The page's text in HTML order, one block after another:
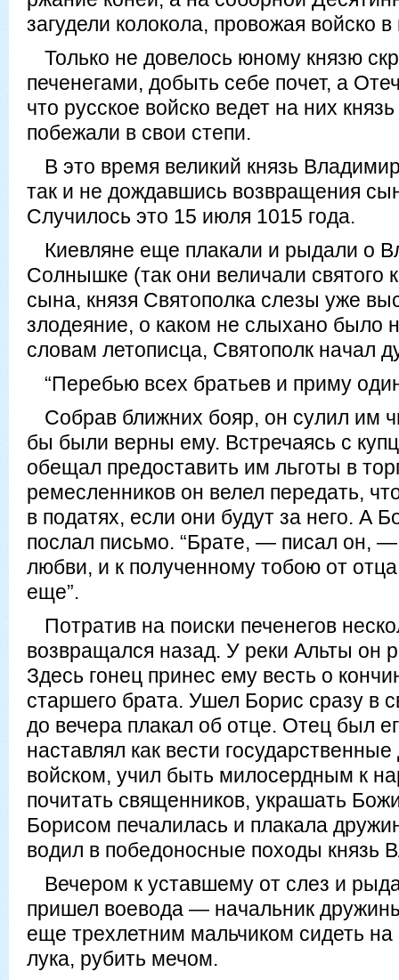
загудели колокола, провожая войско в
Только не довелось юному князю
печенегами, добыть себе почет, а
что русское войско ведет на них
побежали в свои степи.
В это время великий князь
так и не дождавшись возвращения
Случилось это 15 июля 1015 года.
Киевляне еще плакали и рыдали о
Солнышке (так они величали святого
сына, князя Святополка слезы уже
злодеяние, о каком не слыхано было
словам летописца, Святополк начал
“Перебью всех братьев и приму
Собрав ближних бояр, он сулил им
бы были верны ему. Встречаясь с
обещал предоставить им льготы в
ремесленников он велел передать,
в податях, если они будут за него. А
послал письмо. “Брате, — писал он,
любви, и к полученному тобою от
еще”.
Потратив на поиски печенегов
возвращался назад. У реки Альты он
Здесь гонец принес ему весть о
старшего брата. Ушел Борис сразу в
до вечера плакал об отце. Отец был
наставлял как вести
войском, учил быть милосердным к
почитать священников, украшать
Борисом печалилась и плакала
водил в победоносные походы князь
Вечером к уставшему от слез и
пришел воевода — начальник
еще трехлетним мальчиком сидеть на
лука, рубить мечом.